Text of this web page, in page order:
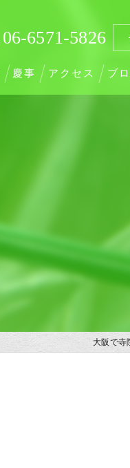
06-6571-5826
慶事 アクセス ブ
大阪で寺